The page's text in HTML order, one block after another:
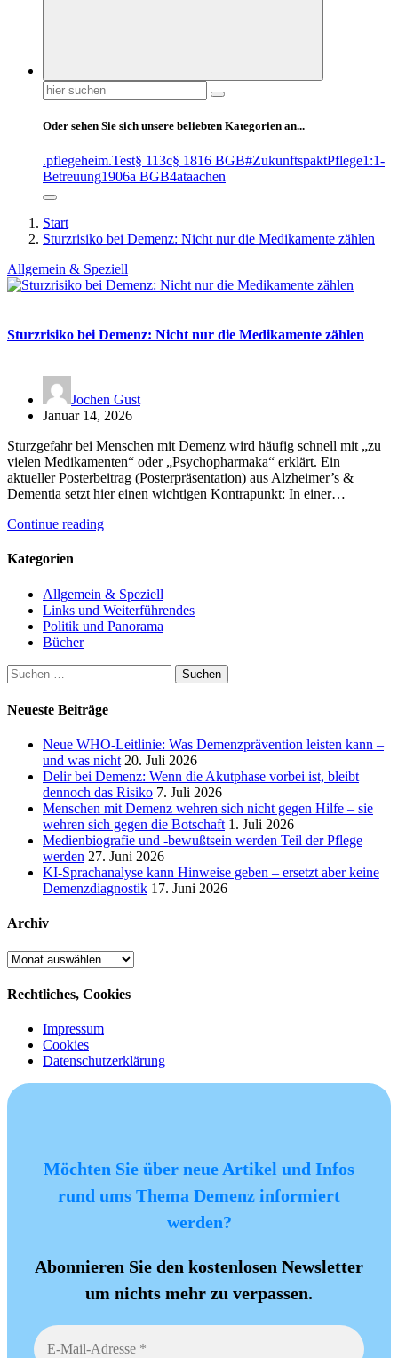
Suchen
nach:
Oder sehen Sie sich unsere beliebten Kategorien an...
.pflegeheim.Test§ 113c§ 1816 BGB#ZukunftspaktPflege1:1-
Betreuung1906a BGB4ataachen
Start
Sturzrisiko bei Demenz: Nicht nur die Medikamente zählen
Allgemein & Speziell
Sturzrisiko bei Demenz: Nicht nur die Medikamente zählen
Jochen Gust
Januar 14, 2026
Sturzgefahr bei Menschen mit Demenz wird häufig schnell mit „zu
vielen Medikamenten“ oder „Psychopharmaka“ erklärt. Ein
aktueller Posterbeitrag (Posterpräsentation) aus Alzheimer’s &
Dementia setzt hier einen wichtigen Kontrapunkt: In einer…
Continue reading
Kategorien
Allgemein & Speziell
Links und Weiterführendes
Politik und Panorama
Bücher
Suchen
nach:
Neueste Beiträge
Neue WHO-Leitlinie: Was Demenzprävention leisten kann –
und was nicht 20. Juli 2026
Delir bei Demenz: Wenn die Akutphase vorbei ist, bleibt
dennoch das Risiko 7. Juli 2026
Menschen mit Demenz wehren sich nicht gegen Hilfe – sie
wehren sich gegen die Botschaft 1. Juli 2026
Medienbiografie und -bewußtsein werden Teil der Pflege
werden 27. Juni 2026
KI-Sprachanalyse kann Hinweise geben – ersetzt aber keine
Demenzdiagnostik 17. Juni 2026
Archiv
Archiv
Rechtliches, Cookies
Impressum
Cookies
Datenschutzerklärung
Möchten Sie über neue Artikel und Infos
rund ums Thema Demenz informiert
werden?
Abonnieren Sie den kostenlosen Newsletter
um nichts mehr zu verpassen.